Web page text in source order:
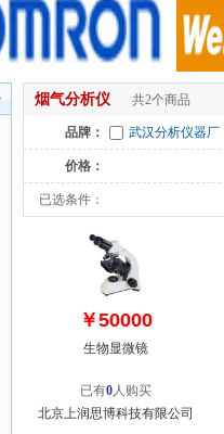
烟气分析仪 共2个商品
品牌： 武汉分析仪器厂
价格：
已选条件：
￥50000
生物显微镜
已有0人购买
北京上润思博科技有限公司